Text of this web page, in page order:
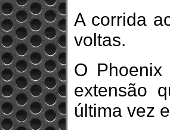
A corrida
voltas.
O
extensão
última vez